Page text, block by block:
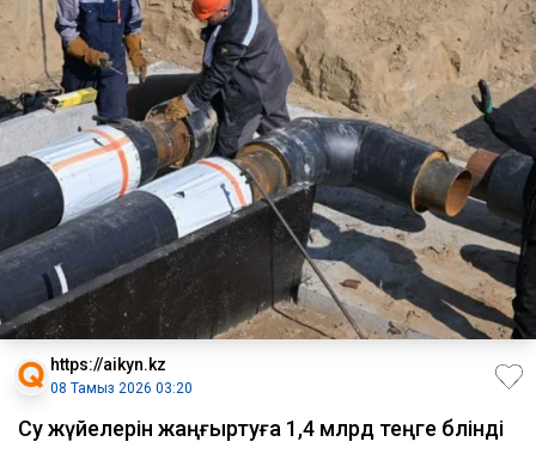
https://aikyn.kz
08 Тамыз 2026 03:20
Су жүйелерін жаңғыртуға 1,4 млрд теңге бөлінді